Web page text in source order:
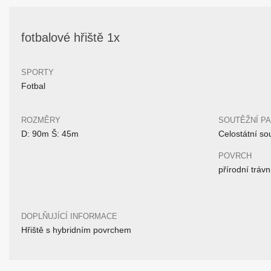
fotbalové hřiště 1x
SPORTY
Fotbal
ROZMĚRY
D: 90m Š: 45m
SOUTĚŽNÍ
Celostátní
POVRCH
přírodní
DOPLŇUJÍCÍ INFORMACE
Hřiště s hybridním povrchem